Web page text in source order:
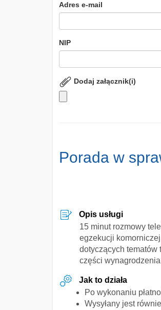
Adres e-mail
NIP
Dodaj załącznik(i)
Porada w
Opis usługi
15 minut rozmowy
egzekucji
dotyczących tematów
części
Jak to działa
Po wykonaniu
Wysyłany jest